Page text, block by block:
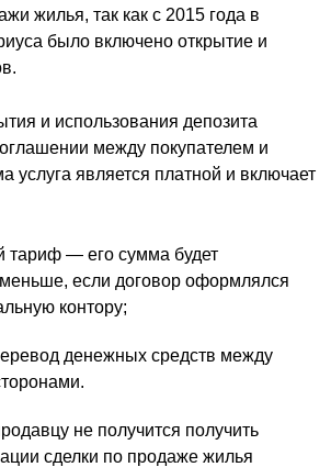
жилья, так как с 2015 года в
было включено открытие и
и использования депозита
между покупателем и
услуга является платной и включает
тариф — его сумма будет
если договор оформлялся
контору;
денежных средств между
не получится получить
сделки по продаже жилья